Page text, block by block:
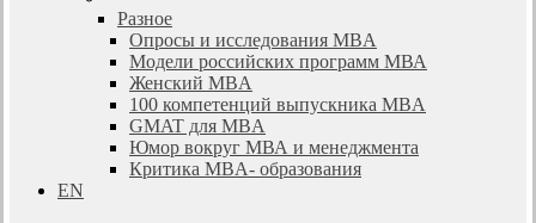
Разное
Опросы и исследования MBA
Модели российских программ МВА
Женский MBA
100 компетенций выпускника MBA
GMAT для MBA
Юмор вокруг МВА и менеджмента
Критика MBA- образования
EN